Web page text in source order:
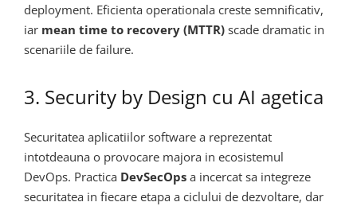
deployment. Eficienta operationala creste semnificativ,
iar mean time to recovery (MTTR) scade dramatic in
scenariile de failure.
3. Security by Design cu AI agetica
Securitatea aplicatiilor software a reprezentat
intotdeauna o provocare majora in ecosistemul
DevOps. Practica DevSecOps a incercat sa integreze
securitatea in fiecare etapa a ciclului de dezvoltare, dar